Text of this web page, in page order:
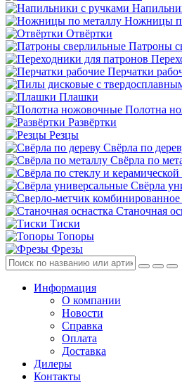
Ножницы
Отвёртки
Патроны
Перчатки
Плашки
Полотна
Развёртки
Резцы
Свёрла по
Свёрла по
Свёрла
Станочная
Тиски
Топоры
Фрезы
Информация
О компании
Новости
Справка
Оплата
Доставка
Дилеры
Контакты